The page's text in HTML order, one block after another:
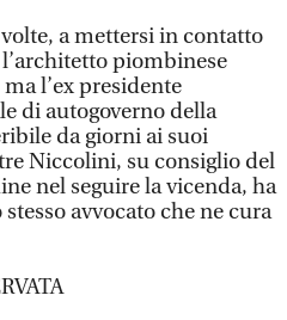
a mettersi in contatto
piombinese
l’ex presidente
di autogoverno della
da giorni ai suoi
Niccolini, su consiglio del
nel seguire la vicenda, ha
avvocato che ne cura